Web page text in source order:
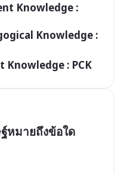
Knowledge :
Knowledge :
Knowledge : PCK
หมายถึงข้อใด